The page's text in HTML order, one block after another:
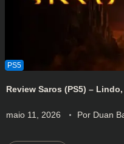
Review Saros (PS5) –
maio 11, 2026 Por Duan